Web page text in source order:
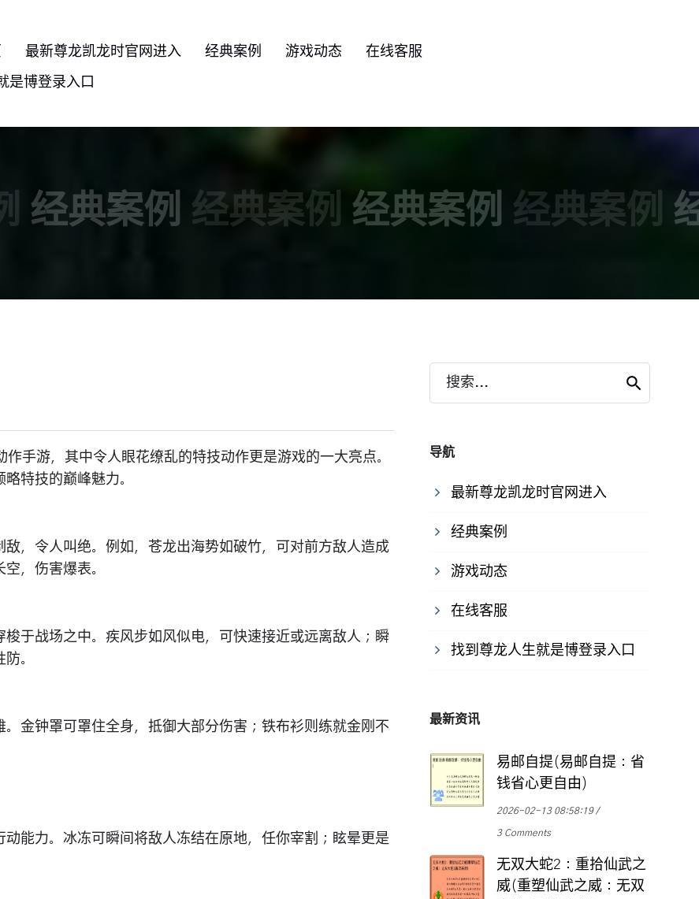
最新尊龙凯龙时官网进入 经典案例 游戏动态 在线客服
是博登录入口
经典案例 经典案例 经典案例 经典案例
作手游，其中令人眼花缭乱的特技动作更是游戏的一大亮点。
特技的巅峰魅力。
，令人叫绝。例如，苍龙出海势如破竹，可对前方敌人造成
，伤害爆表。
于战场之中。疾风步如风似电，可快速接近或远离敌人；瞬
。
金钟罩可罩住全身，抵御大部分伤害；铁布衫则练就金刚不
能力。冰冻可瞬间将敌人冻结在原地，任你宰割；眩晕更是
搜索...
导航
最新尊龙凯龙时官网进入
经典案例
游戏动态
在线客服
找到尊龙人生就是博登录入口
最新资讯
易邮自提(易邮自提：省
钱省心更自由)
2026-02-13 08:58:19
3 Comments
无双大蛇2：重拾仙武之
威(重塑仙武之威：无双